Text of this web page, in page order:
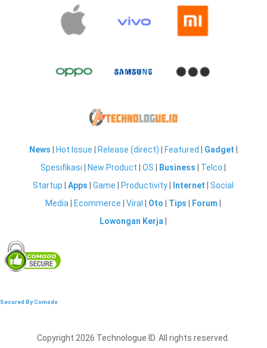
News Hot Issue Release (direct) Featured Gadget
Spesifikasi
New Product |OS Business Telco
Startup |Apps |Game Productivity Internet |Social
Media
Ecommerce |Viral Oto Tips Forum
Lowongan Kerja
Secured By Comodo
Copyright 2026 Technologue ID. All rights reserved.